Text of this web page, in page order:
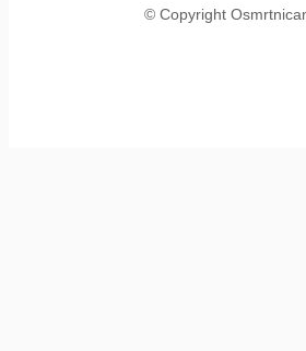
© Copyright